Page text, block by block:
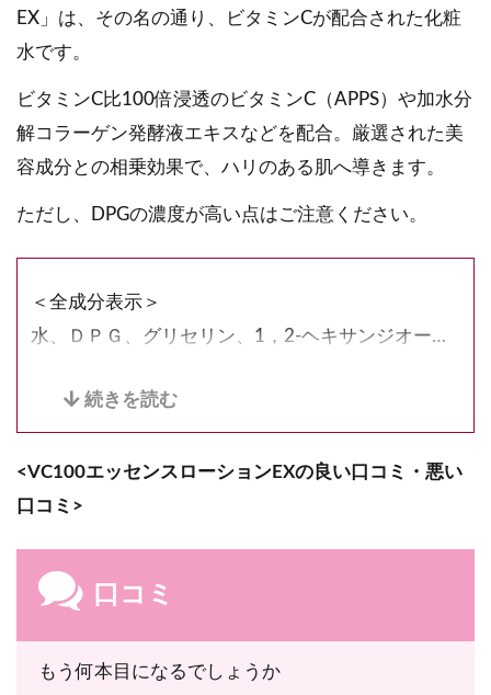
EX」は、その名の通り、ビタミンCが配合された化粧
水です。
ビタミンC比100倍浸透のビタミンC（APPS）や加水分
解コラーゲン発酵液エキスなどを配合。厳選された美
容成分との相乗効果で、ハリのある肌へ導きます。
ただし、DPGの濃度が高い点はご注意ください。
＜全成分表示＞
水、ＤＰＧ、グリセリン、1，2-ヘキサンジオー
アシンアミド、オリーブ果実エキス、ＰＰＧ-20メ
チルグルコース、オレイルアルコール、アスペルギ
ルス培養物、水溶性コラーゲン、加水分解コラーゲ
ン、イソステアロイル加水分解コラーゲン、水溶性
酸、リンゴ酸、バリン、ロイシン、イソロイシン、
フェニルアラニン、トレオニン、リシンＨＣｌ、グ
リシン、アラニン、セリン、ヒスチジン、ヒスチジ
ンＨＣｌ、グルタミン酸、プロリン、タウリン、ア
<VC100エッセンスローションEXの良い口コミ・悪い
口コミ>
口コミ
もう何本目になるでしょうか